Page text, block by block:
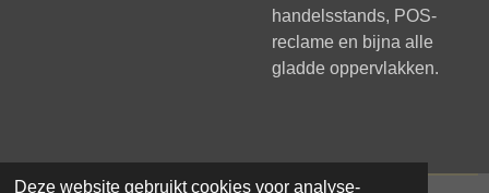
Deze website gebruikt cookies voor analyse-
handelsstands, POS-
reclame en bijna alle
gladde oppervlakken.